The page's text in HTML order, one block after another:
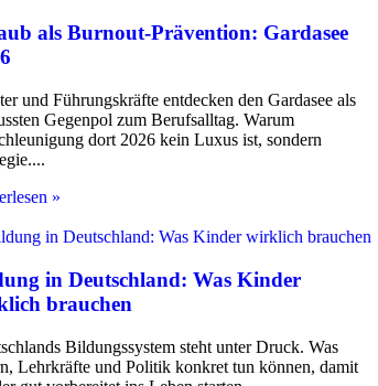
als Burnout-Prävention: Gardasee
und Führungskräfte entdecken den Gardasee als
Gegenpol zum Berufsalltag. Warum
dort 2026 kein Luxus ist, sondern
»
in Deutschland: Was Kinder
brauchen
Bildungssystem steht unter Druck. Was
Lehrkräfte und Politik konkret tun können, damit